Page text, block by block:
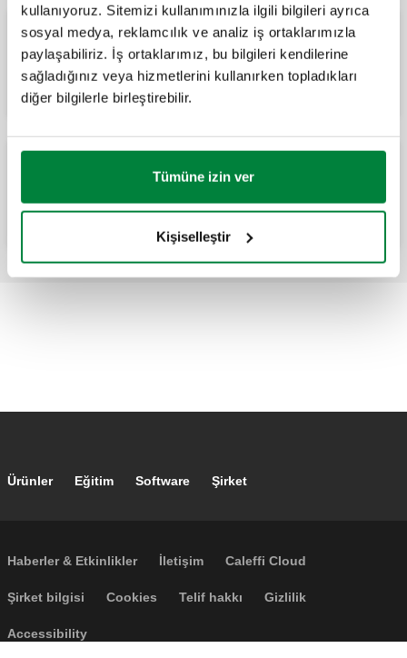
kullanıyoruz. Sitemizi kullanımınızla ilgili bilgileri ayrıca
sosyal medya, reklamcılık ve analiz iş ortaklarımızla
paylaşabiliriz. İş ortaklarımız, bu bilgileri kendilerine
sağladığınız veya hizmetlerini kullanırken topladıkları
diğer bilgilerle birleştirebilir.
Tümüne izin ver
Kişiselleştir
Çift daldırma tip termostat.
Daldırma tip emniyet termostatı, manuel
Footer main navigation
Ürünler Eğitim Software Şirket
Footer secondary navigation
Haberler & Etkinlikler İletişim Caleffi Cloud
Footer menu
Şirket bilgisi Cookies Telif hakkı Gizlilik
Accessibility